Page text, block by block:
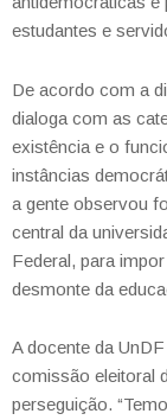
estudantes e
De acordo com a
dialoga com as
existência e o
instâncias
a gente observou
central da
Federal, para
desmonte da
A docente da
comissão eleitoral
perseguição.